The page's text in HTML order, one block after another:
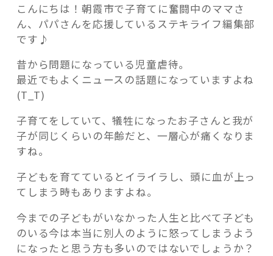
こんにちは！朝霞市で子育てに奮闘中のママさ
ん、パパさんを応援しているステキライフ編集部
です♪
昔から問題になっている児童虐待。
最近でもよくニュースの話題になっていますよね
(T_T)
子育てをしていて、犠牲になったお子さんと我が
子が同じくらいの年齢だと、一層心が痛くなりま
すね。
子どもを育てているとイライラし、頭に血が上っ
てしまう時もありますよね。
今までの子どもがいなかった人生と比べて子ども
のいる今は本当に別人のように怒ってしまうよう
になったと思う方も多いのではないでしょうか？